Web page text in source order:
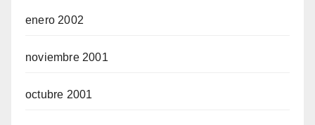
enero 2002
noviembre 2001
octubre 2001